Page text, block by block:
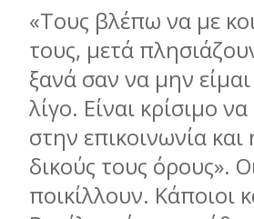
«Τους βλέπω να µε
τους, µετά
ξανά σαν να µην
λίγο. Είναι κρίσιµο
στην επικοινωνία
δικούς τους όρους».
ποικίλλουν. Κάποιοι